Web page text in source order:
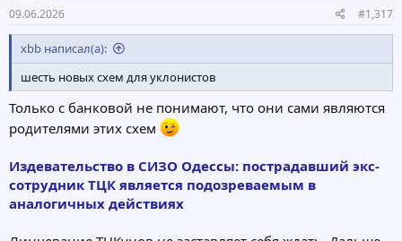
09.06.2026 #1,317
xbb написал(а):
шесть новых схем для уклонистов
Только с банковой не понимают, что они сами являются
родителями этих схем
Издевательство в СИЗО Одессы: пострадавший экс-
сотрудник ТЦК является подозреваемым в
аналогичных действиях